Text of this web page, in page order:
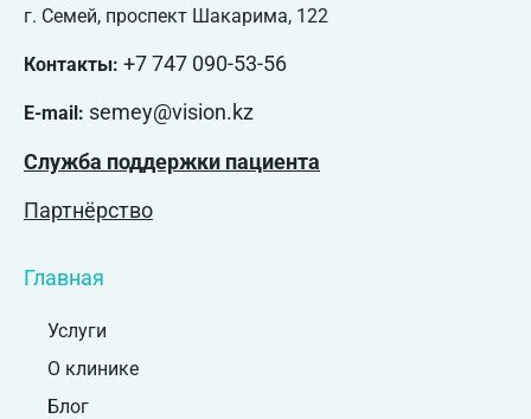
г. Семей, проспект Шакарима, 122
Контакты: +7 747 090-53-56
E-mail: semey@vision.kz
Служба поддержки пациента
Партнёрство
Главная
Услуги
О клинике
Блог